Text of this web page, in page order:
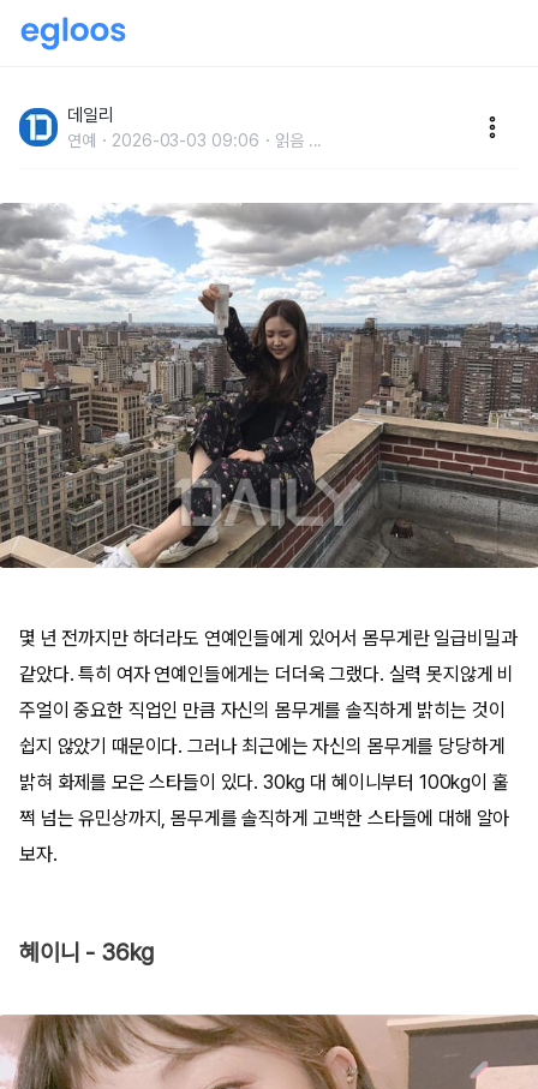
데일리
연예 2026-03-03 09:06 읽음 ...
몇 년 전까지만 하더라도 연예인들에게 있어서 몸무게란 일급비밀과
같았다. 특히 여자 연예인들에게는 더더욱 그랬다. 실력 못지않게 비
주얼이 중요한 직업인 만큼 자신의 몸무게를 솔직하게 밝히는 것이
쉽지 않았기 때문이다. 그러나 최근에는 자신의 몸무게를 당당하게
밝혀 화제를 모은 스타들이 있다. 30kg 대 혜이니부터 100kg이 훌
쩍 넘는 유민상까지, 몸무게를 솔직하게 고백한 스타들에 대해 알아
보자.
혜이니 - 36kg